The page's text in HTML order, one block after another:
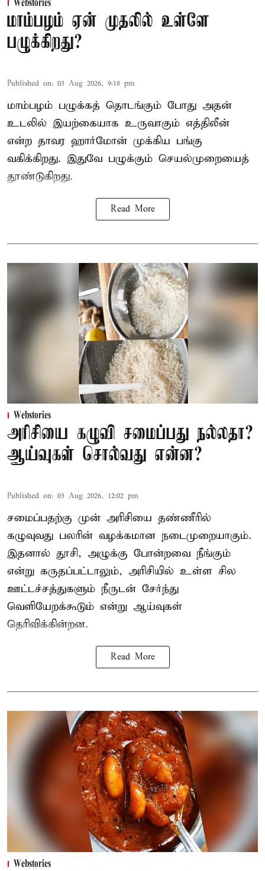
Webstories
மாம்பழம் ஏன் முதலில் உள்ளே
பழுக்கிறது?
Published on: 03 Aug 2026, 9:18 pm
மாம்பழம் பழுக்கத் தொடங்கும் போது அதன்
உடலில் இயற்கையாக உருவாகும் எத்திலீன்
என்ற தாவர ஹார்மோன் முக்கிய பங்கு
வகிக்கிறது. இதுவே பழுக்கும் செயல்முறையைத்
தூண்டுகிறது.
Read More
Webstories
அரிசியை கழுவி சமைப்பது நல்லதா?
ஆய்வுகள் சொல்வது என்ன?
Published on: 03 Aug 2026, 12:02 pm
சமைப்பதற்கு முன் அரிசியை தண்ணீரில்
கழுவுவது பலரின் வழக்கமான நடைமுறையாகும்.
இதனால் தூசி, அழுக்கு போன்றவை நீங்கும்
என்று கருதப்பட்டாலும், அரிசியில் உள்ள சில
ஊட்டச்சத்துகளும் நீருடன் சேர்ந்து
வெளியேறக்கூடும் என்று ஆய்வுகள்
தெரிவிக்கின்றன.
Read More
Webstories